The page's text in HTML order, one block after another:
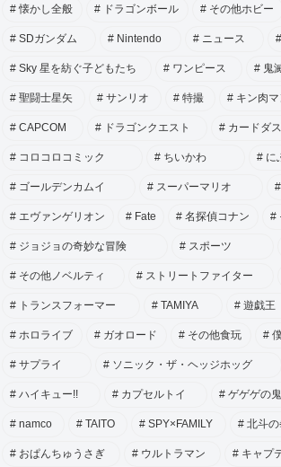
懐かし全般 ドラゴンボール その他ホビー
SDガンダム Nintendo ニュース
Sky 星を紡ぐ子どもたち ワンピース 鬼
聖闘士星矢 サンリオ 特撮 キン肉マ
CAPCOM ドラゴンクエスト カードダス
コロコロコミック ちいかわ に
ゴールデンカムイ スーパーマリオ
エヴァンゲリオン Fate 名探偵コナン
ジョジョの奇妙な冒険 スポーツ
その他ノベルティ ストリートファイター
トランスフォーマー TAMIYA 遊戯王
ホロライブ ガオロード その他食玩
サプライ ソニック・ザ・ヘッジホッグ
ハイキュー!! カプセルトイ ゲゲゲの
namco TAITO SPY×FAMILY 北斗の
おぱんちゅうさぎ ウルトラマン キャプ